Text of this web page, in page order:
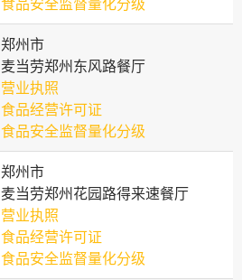
食品安全监督量化分级
郑州市
麦当劳郑州东风路餐厅
营业执照
食品经营许可证
食品安全监督量化分级
郑州市
麦当劳郑州花园路得来速餐厅
营业执照
食品经营许可证
食品安全监督量化分级